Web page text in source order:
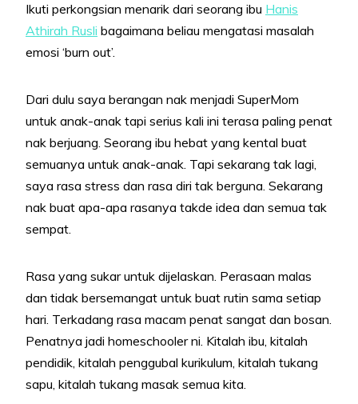
Ikuti perkongsian menarik dari seorang ibu Hanis
Athirah Rusli bagaimana beliau mengatasi masalah
emosi ‘burn out’.
Dari dulu saya berangan nak menjadi SuperMom
untuk anak-anak tapi serius kali ini terasa paling penat
nak berjuang. Seorang ibu hebat yang kental buat
semuanya untuk anak-anak. Tapi sekarang tak lagi,
saya rasa stress dan rasa diri tak berguna. Sekarang
nak buat apa-apa rasanya takde idea dan semua tak
sempat.
Rasa yang sukar untuk dijelaskan. Perasaan malas
dan tidak bersemangat untuk buat rutin sama setiap
hari. Terkadang rasa macam penat sangat dan bosan.
Penatnya jadi homeschooler ni. Kitalah ibu, kitalah
pendidik, kitalah penggubal kurikulum, kitalah tukang
sapu, kitalah tukang masak semua kita.